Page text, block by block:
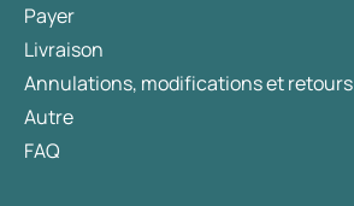
Payer
Livraison
Annulations, modifications et retours
Autre
FAQ